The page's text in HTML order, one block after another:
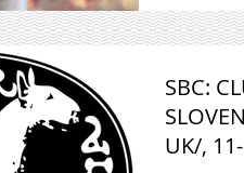
SBC:
UK/,